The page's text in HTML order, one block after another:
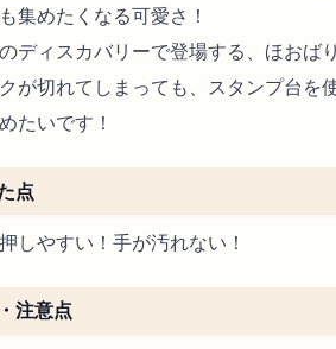
集めたくなる可愛さ！
ディスカバリーで登場する、ほおば
が切れてしまっても、スタンプ台を
たいです！
点
しやすい！手が汚れない！
注意点